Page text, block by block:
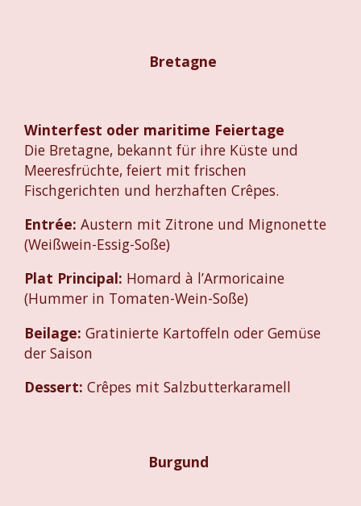
Bretagne
Winterfest oder maritime Feiertage
Die Bretagne, bekannt für ihre Küste und
Meeresfrüchte, feiert mit frischen
Fischgerichten und herzhaften Crêpes.
Entrée: Austern mit Zitrone und Mignonette
(Weißwein-Essig-Soße)
Plat Principal: Homard à l’Armoricaine
(Hummer in Tomaten-Wein-Soße)
Beilage: Gratinierte Kartoffeln oder Gemüse
der Saison
Dessert: Crêpes mit Salzbutterkaramell
Burgund